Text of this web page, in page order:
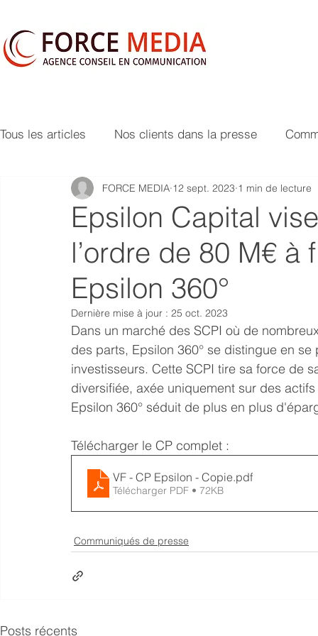
Tous les articles Nos clients dans la presse
Epsilon Capital
l’ordre de 80 M€ à
Epsilon 360°
FORCE MEDIA 12 sept. 2023 1 min de lecture
Dernière mise à jour : 25 oct. 2023
Dans un marché des SCPI où de
des parts, Epsilon 360° se distingue en
investisseurs. Cette SCPI tire sa force de
diversifiée, axée uniquement sur des
Epsilon 360° séduit de plus en plus
Télécharger le CP complet :
VF - CP Epsilon - Copie.pdf
Télécharger PDF • 72KB
Communiqués de presse
Posts récents